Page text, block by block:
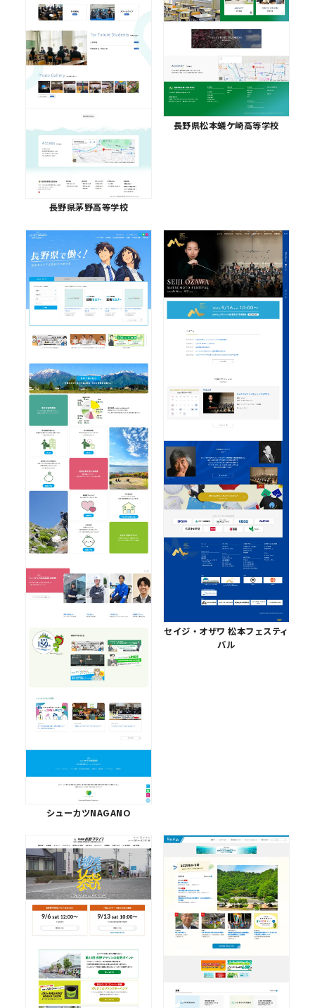
長野県茅野高等学校
長野県松本蟻ケ崎高等学校
シューカツNAGANO
セイジ・オザワ 松本フェスティ
バル